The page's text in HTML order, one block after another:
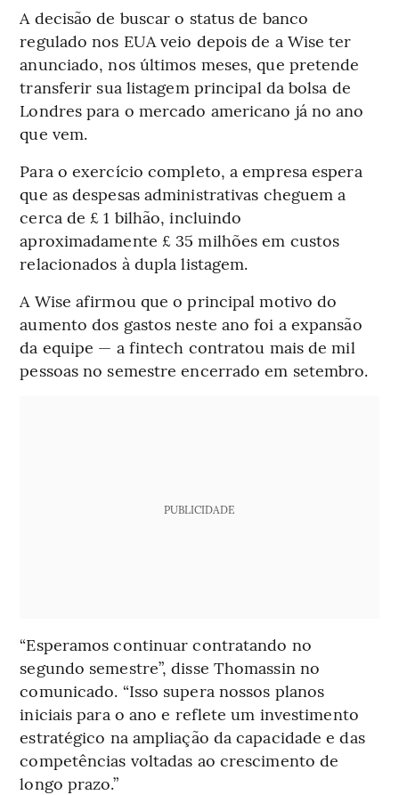
A decisão de buscar o status de banco
regulado nos EUA veio depois de a Wise ter
anunciado, nos últimos meses, que pretende
transferir sua listagem principal da bolsa de
Londres para o mercado americano já no ano
que vem.
Para o exercício completo, a empresa espera
que as despesas administrativas cheguem a
cerca de £ 1 bilhão, incluindo
aproximadamente £ 35 milhões em custos
relacionados à dupla listagem.
A Wise afirmou que o principal motivo do
aumento dos gastos neste ano foi a expansão
da equipe — a fintech contratou mais de mil
pessoas no semestre encerrado em setembro.
PUBLICIDADE
“Esperamos continuar contratando no
segundo semestre”, disse Thomassin no
comunicado. “Isso supera nossos planos
iniciais para o ano e reflete um investimento
estratégico na ampliação da capacidade e das
competências voltadas ao crescimento de
longo prazo.”